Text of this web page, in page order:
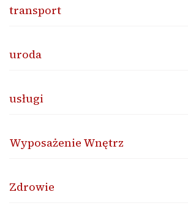
transport
uroda
usługi
Wyposażenie Wnętrz
Zdrowie